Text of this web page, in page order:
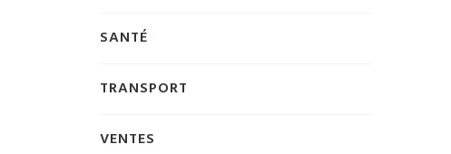
SANTÉ
TRANSPORT
VENTES